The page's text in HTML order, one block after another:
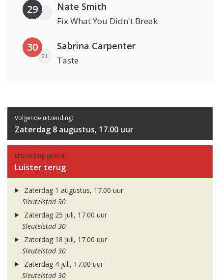
29 Nate Smith
Fix What You Didn't Break
30
21
Sabrina Carpenter
Taste
Volgende uitzending:
Zaterdag 8 augustus, 17.00 uur
Uitzending gemist?
Luister terug
Zaterdag 1 augustus, 17.00 uur
Sleutelstad 30
Zaterdag 25 juli, 17.00 uur
Sleutelstad 30
Zaterdag 18 juli, 17.00 uur
Sleutelstad 30
Zaterdag 4 juli, 17.00 uur
Sleutelstad 30